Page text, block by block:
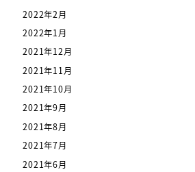
2022年2月
2022年1月
2021年12月
2021年11月
2021年10月
2021年9月
2021年8月
2021年7月
2021年6月